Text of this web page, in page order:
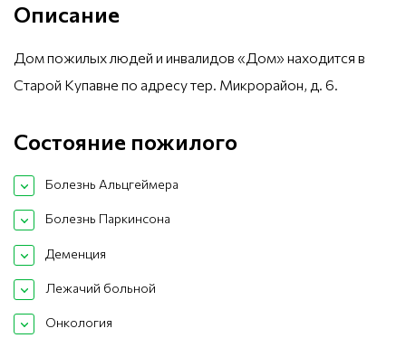
Описание
Дом пожилых людей и инвалидов «Дом» находится в
Старой Купавне по адресу тер. Микрорайон, д. 6.
Состояние пожилого
Болезнь Альцгеймера
Болезнь Паркинсона
Деменция
Лежачий больной
Онкология